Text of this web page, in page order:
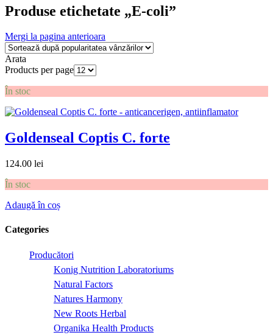
Produse etichetate „E-coli”
Mergi la pagina anterioara
Arata
Products per page
În stoc
Goldenseal Coptis C. forte
124.00 lei
În stoc
Adaugă în coș
Categories
Producători
Konig Nutrition Laboratoriums
Natural Factors
Natures Harmony
New Roots Herbal
Organika Health Products